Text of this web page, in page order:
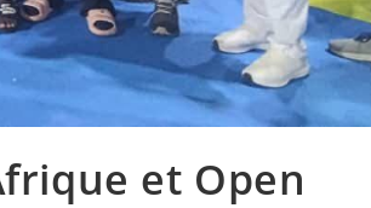
et Open